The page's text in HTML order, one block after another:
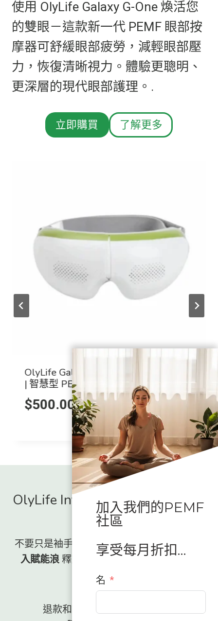
使用 OlyLife Galaxy G-One 煥活您
的雙眼－這款新一代 PEMF 眼部按
摩器可舒緩眼部疲勞，減輕眼部壓
力，恢復清晰視力。體驗更聰明、
更深層的現代眼部護理。.
立即購買 了解更多
OlyLife Galaxy G-One 眼部設備護目鏡
| 智慧型 PEMF 眼部按摩器
$500.00
OlyLife International - 授權全球
經銷商
不要只是袖手旁觀，看著這場運動興起。,
入賦能浪釋放你身體一直以來所缺少的能
量。.
退款和退貨政策
加入我們的PEMF
社區
享受每月折扣…
名